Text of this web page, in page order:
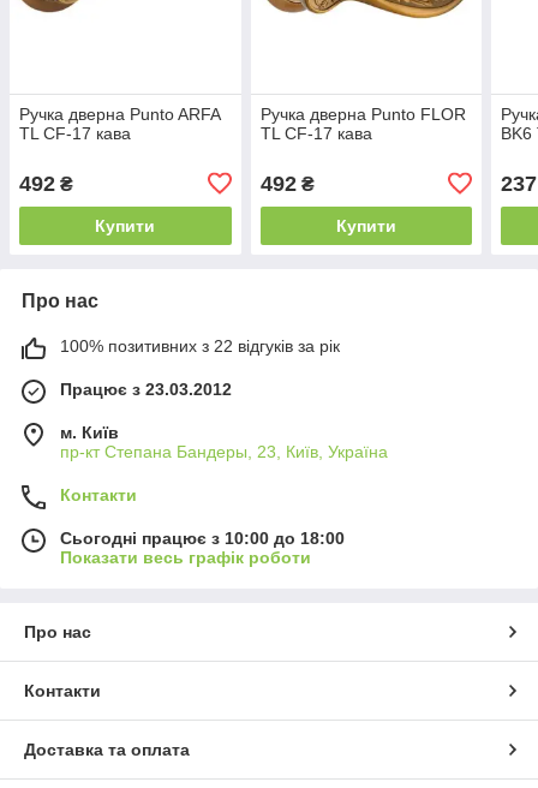
Ручка дверна Punto ARFA
TL CF-17 кава
492 ₴
Купити
Ручка дверна Punto FLOR
TL CF-17 кава
492₴
Купити
BK6
237
Про нас
100% позитивних з 22 відгуків за рік
Працює з 23.03.2012
м. Київ
пр-кт Степана Бандеры, 23, Київ, Україна
Контакти
Сьогодні працює з 10:00 до 18:00
Показати весь графік роботи
Про нас
Контакти
Доставка та оплата